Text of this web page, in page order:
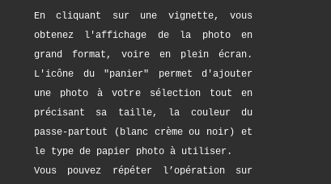
En cliquant sur une vignette, vous
obtenez l'affichage de la photo en
grand format, voire en plein écran.
L'icône du "panier" permet d'ajouter
une photo à votre sélection tout en
précisant sa taille, la couleur du
passe-partout (blanc crème ou noir) et
le type de papier photo à utiliser.
Vous pouvez répéter l’opération sur